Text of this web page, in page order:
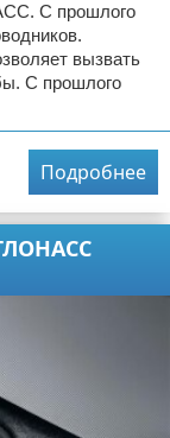
С прошлого
вызвать
С прошлого
Подробнее